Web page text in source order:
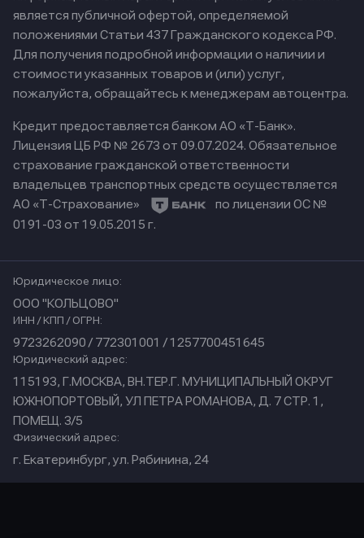
является публичной офертой, определяемой
положениями Статьи 437 Гражданского кодекса РФ.
Для получения подробной информации о наличии и
стоимости указанных товаров и (или) услуг,
пожалуйста, обращайтесь к менеджерам автоцентра.
Кредит предоставляется банком АО «Т-Банк».
Лицензия ЦБ РФ № 2673 от 09.07.2024. Обязательное
страхование гражданской ответственности
владельцев транспортных средств осуществляется
АО «Т-Страхование»
по лицензии ОС №
0191-03 от 19.05.2015 г.
Юридическое лицо:
ООО "КОЛЬЦОВО"
ИНН / КПП / ОГРН:
9723262090 / 772301001 / 1257700451645
Юридический адрес:
115193, Г.МОСКВА, ВН.ТЕР.Г. МУНИЦИПАЛЬНЫЙ ОКРУГ
ЮЖНОПОРТОВЫЙ, УЛ ПЕТРА РОМАНОВА, Д. 7 СТР. 1,
ПОМЕЩ. 3/5
Физический адрес:
г. Екатеринбург, ул. Рябинина, 24